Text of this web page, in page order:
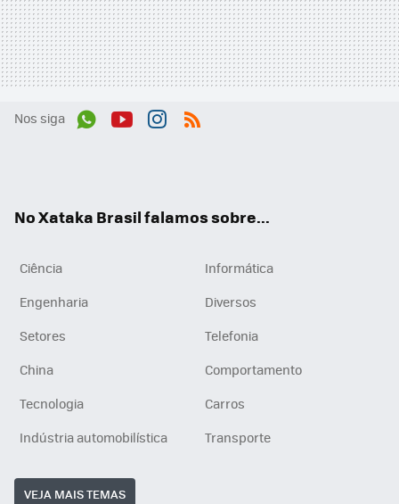
Nos siga
No Xataka Brasil falamos sobre...
Ciência
Informática
Engenharia
Diversos
Setores
Telefonia
China
Comportamento
Tecnologia
Carros
Indústria automobilística
Transporte
VEJA MAIS TEMAS